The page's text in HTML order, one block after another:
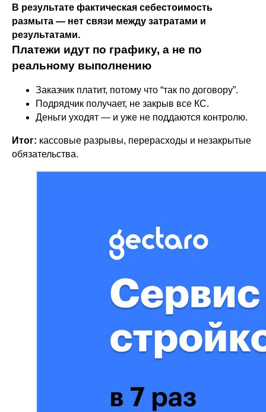
В результате фактическая себестоимость
размыта — нет связи между затратами и
результатами.
Платежи идут по графику, а не по
реальному выполнению
Заказчик платит, потому что “так по договору”.
Подрядчик получает, не закрыв все КС.
Деньги уходят — и уже не поддаются контролю.
Итог: кассовые разрывы, перерасходы и незакрытые
обязательства.